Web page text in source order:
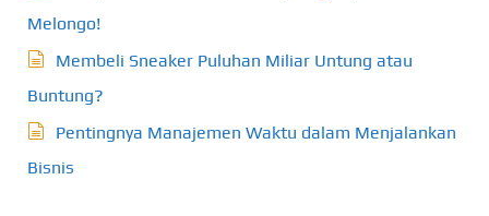
Melongo!
Membeli Sneaker Puluhan Miliar Untung atau
Buntung?
Pentingnya Manajemen Waktu dalam Menjalankan
Bisnis